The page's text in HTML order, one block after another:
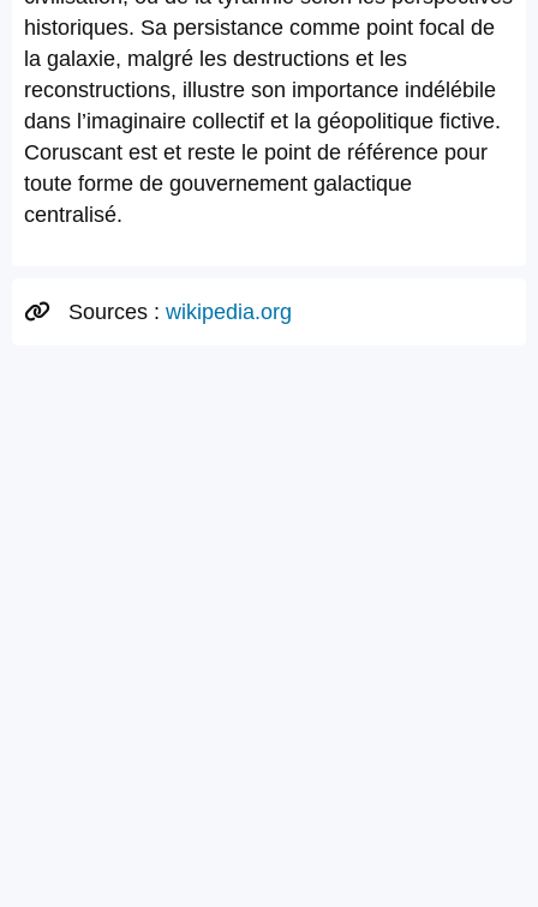
historiques. Sa persistance comme point focal de
la galaxie, malgré les destructions et les
reconstructions, illustre son importance indélébile
dans l’imaginaire collectif et la géopolitique fictive.
Coruscant est et reste le point de référence pour
toute forme de gouvernement galactique
centralisé.
Sources : wikipedia.org